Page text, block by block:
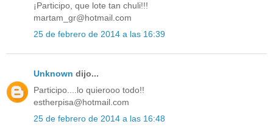
¡Participo, que lote tan chuli!!!
martam_gr@hotmail.com
25 de febrero de 2014 a las 16:39
Unknown dijo...
Participo....lo quierooo todo!!
estherpisa@hotmail.com
25 de febrero de 2014 a las 16:48